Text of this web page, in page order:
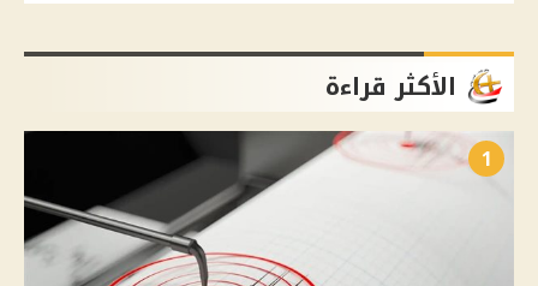
الأكثر قراءة
1